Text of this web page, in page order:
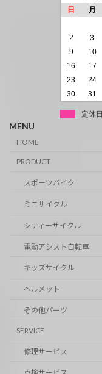
日
月
2
3
9
10
16
17
23
24
30
31
定休日
MENU
HOME
PRODUCT
スポーツバイク
ミニサイクル
シティーサイクル
電動アシスト自転車
キッズサイクル
ヘルメット
その他パーツ
SERVICE
修理サービス